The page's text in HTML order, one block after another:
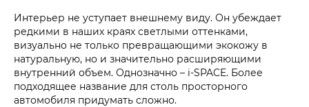
Интерьер не уступает внешнему виду. Он убеждает
редкими в наших краях светлыми оттенками,
визуально не только превращающими экокожу в
натуральную, но и значительно расширяющими
внутренний объем. Однозначно – i‑SPACE. Более
подходящее название для столь просторного
автомобиля придумать сложно.